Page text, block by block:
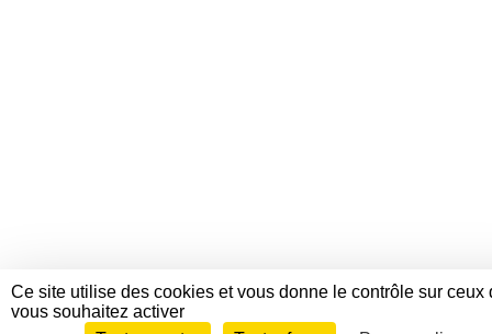
Ce site utilise des cookies et vous donne le contrôle sur ceux
vous souhaitez activer